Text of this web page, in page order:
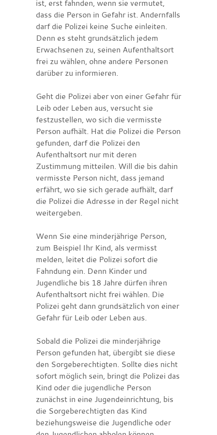
ist, erst fahnden, wenn sie vermutet,
dass die Person in Gefahr ist. Andernfalls
darf die Polizei keine Suche einleiten.
Denn es steht grundsätzlich jedem
Erwachsenen zu, seinen Aufenthaltsort
frei zu wählen, ohne andere Personen
darüber zu informieren.
Geht die Polizei aber von einer Gefahr für
Leib oder Leben aus, versucht sie
festzustellen, wo sich die vermisste
Person aufhält. Hat die Polizei die Person
gefunden, darf die Polizei den
Aufenthaltsort nur mit deren
Zustimmung mitteilen. Will die bis dahin
vermisste Person nicht, dass jemand
erfährt, wo sie sich gerade aufhält, darf
die Polizei die Adresse in der Regel nicht
weitergeben.
Wenn Sie eine minderjährige Person,
zum Beispiel Ihr Kind, als vermisst
melden, leitet die Polizei sofort die
Fahndung ein. Denn Kinder und
Jugendliche bis 18 Jahre dürfen ihren
Aufenthaltsort nicht frei wählen. Die
Polizei geht dann grundsätzlich von einer
Gefahr für Leib oder Leben aus.
Sobald die Polizei die minderjährige
Person gefunden hat, übergibt sie diese
den Sorgeberechtigten. Sollte dies nicht
sofort möglich sein, bringt die Polizei das
Kind oder die jugendliche Person
zunächst in eine Jugendeinrichtung, bis
die Sorgeberechtigten das Kind
beziehungsweise die Jugendliche oder